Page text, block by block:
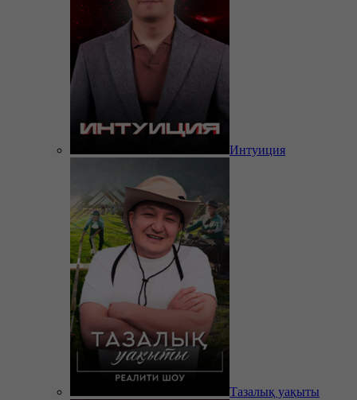
Интуиция
Тазалық уақыты